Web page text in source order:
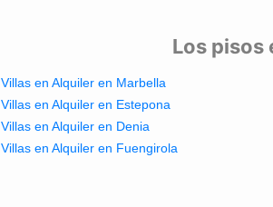
Los pisos
Villas en Alquiler en Marbella
Villas en Alquiler en Estepona
Villas en Alquiler en Denia
Villas en Alquiler en Fuengirola